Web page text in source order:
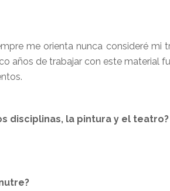
me orienta nunca consideré
años de trabajar con este material
disciplinas, la pintura y el teatro?